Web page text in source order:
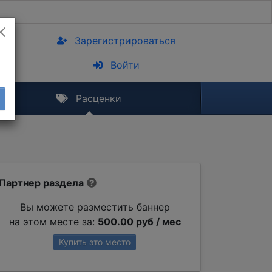
Зарегистрироваться
Войти
Расценки
Партнер раздела
Вы можете разместить баннер
на этом месте за: 500.00 руб / мес
Купить это место